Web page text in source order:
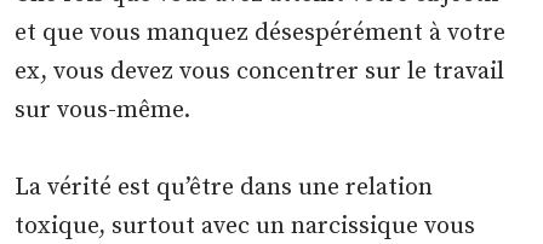
et que vous manquez désespérément à votre
ex, vous devez vous concentrer sur le travail
sur vous-même.
La vérité est qu’être dans une relation
toxique, surtout avec un narcissique vous